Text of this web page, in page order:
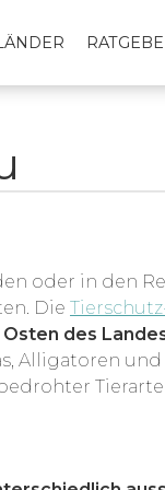
oder in den
Die
des
Alligatoren